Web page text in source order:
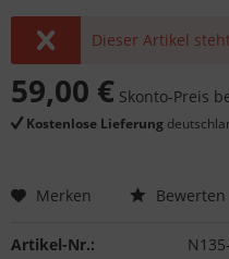
Dieser Artikel
59,00 € Skonto-Preis
Kostenlose Lieferung
Merken Bewerten
Artikel-Nr.: